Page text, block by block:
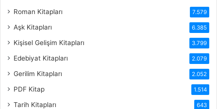
Roman Kitapları 7.579
Aşk Kitapları 6.385
Kişisel Gelişim Kitapları 3.799
Edebiyat Kitapları 2.079
Gerilim Kitapları 2.052
PDF Kitap 1.514
Tarih Kitapları 643